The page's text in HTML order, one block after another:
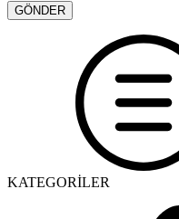
KATEGORİLER